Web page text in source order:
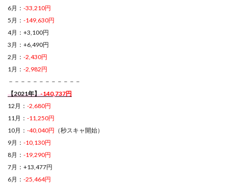
6月： -33,210円
5月： -149,630円
4月：+3,100円
3月：+6,490円
2月： -2,430円
1月： -2,982円
－－－－－－－－－－－－
【2021年】-140,737円
12月： -2,680円
11月： -11,250円
10月： -40,040円 （秒スキャ開始）
9月： -10,130円
8月： -19,290円
7月：+13,477円
6月： -25,464円